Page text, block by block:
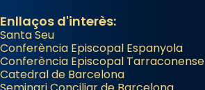
Enllaços d'interès:
Santa Seu
Conferència Episcopal Espanyola
Conferència Episcopal Tarraconense
Catedral de Barcelona